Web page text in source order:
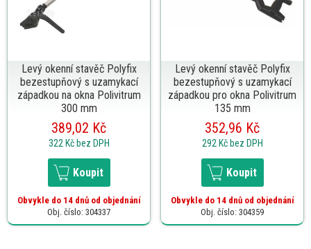
Levý okenní stavěč Polyfix
bezestupňový s uzamykací
západkou na okna Polivitrum
300 mm
389,02 Kč
322 Kč bez DPH
Koupit
Obvykle do 14 dnů od objednání
Obj. číslo: 304337
Levý okenní stavěč Polyfix
bezestupňový s uzamykací
západkou pro okna Polivitrum
135 mm
352,96 Kč
292 Kč bez DPH
Koupit
Obvykle do 14 dnů od objednání
Obj. číslo: 304359